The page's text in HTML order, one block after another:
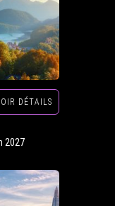
DÉTAILS
2027